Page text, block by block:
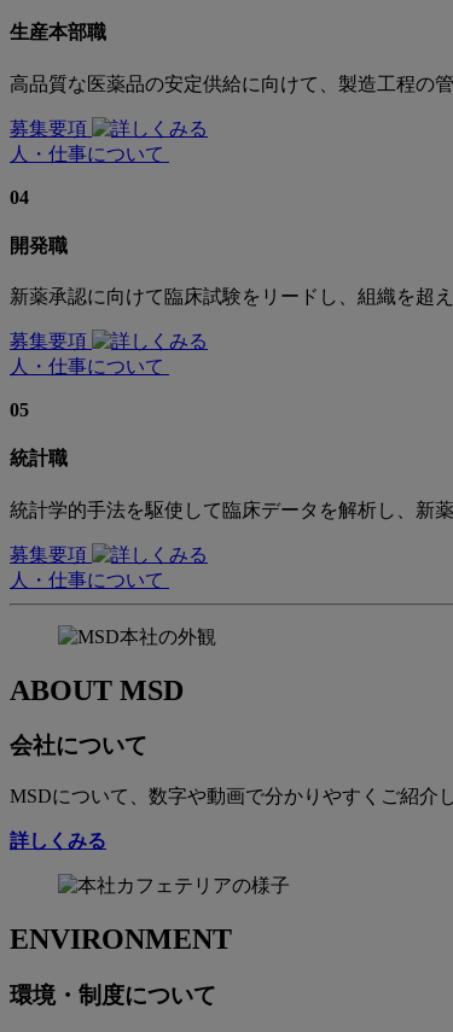
生産本部職
高品質な医薬品の安定供給に向けて、製造工程の
募集要項
人・仕事について
04
開発職
新薬承認に向けて臨床試験をリードし、組織を超
募集要項
人・仕事について
05
統計職
統計学的手法を駆使して臨床データを解析し、新
募集要項
人・仕事について
ABOUT MSD
会社について
MSDについて、数字や動画で分かりやすくご紹介
詳しくみる
ENVIRONMENT
環境・制度について